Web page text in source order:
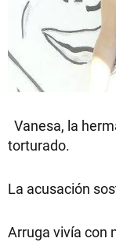
Vanesa, la
torturado.
La acusación
Arruga vivía con